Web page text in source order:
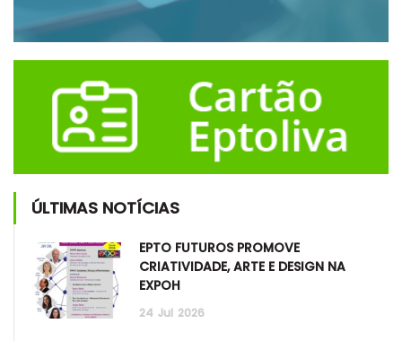
ÚLTIMAS NOTÍCIAS
EPTO FUTUROS PROMOVE
CRIATIVIDADE, ARTE E DESIGN NA
EXPOH
24 Jul 2026